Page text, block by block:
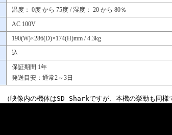
温度： 0度 から 75度 / 湿度： 20 から 80％
AC 100V
190(W)×286(D)×174(H)mm / 4.3kg
込
保証期間 1年
発送目安：通常2～3日
（映像内の機体はSD Sharkですが、本機の挙動も同様